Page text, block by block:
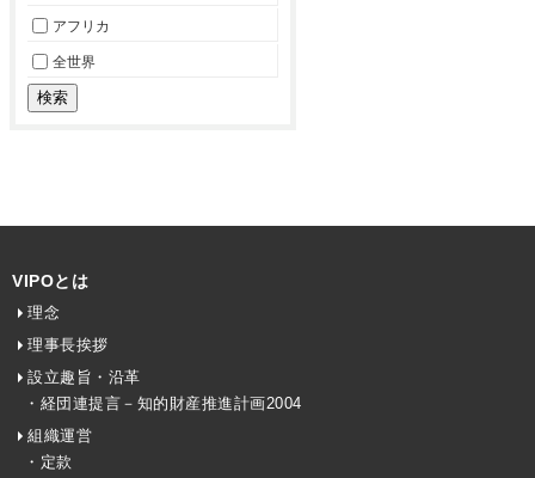
アフリカ
全世界
VIPOとは
理念
理事長挨拶
設立趣旨・沿革
・経団連提言－知的財産推進計画2004
組織運営
・定款